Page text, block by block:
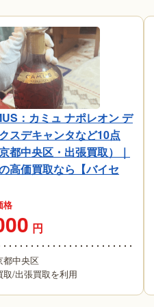
：カミュ ナポレオン デ
スデキャンタなど10点
京都中央区・出張買取）｜
高価買取なら【バイセ
格
円
都中央区
取/出張買取を利用